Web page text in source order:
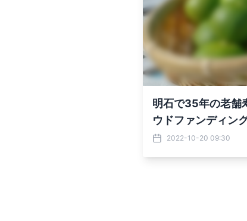
明石で35年の老舗
ウドファンディン
2022-10-20 09:30